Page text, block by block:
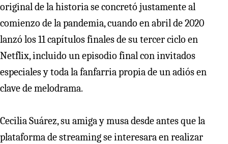
original de la historia se concretó justamente al
comienzo de la pandemia, cuando en abril de 2020
lanzó los 11 capítulos finales de su tercer ciclo en
Netflix, incluido un episodio final con invitados
especiales y toda la fanfarria propia de un adiós en
clave de melodrama.
Cecilia Suárez, su amiga y musa desde antes que la
plataforma de streaming se interesara en realizar